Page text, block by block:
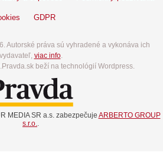
GDPR
Autorské práva sú vyhradené a vykonáva ich
vydavateľ, viac info.
beží na technológií Wordpress.
MEDIA SR a.s. zabezpečuje ARBERTO GROUP
s.r.o.